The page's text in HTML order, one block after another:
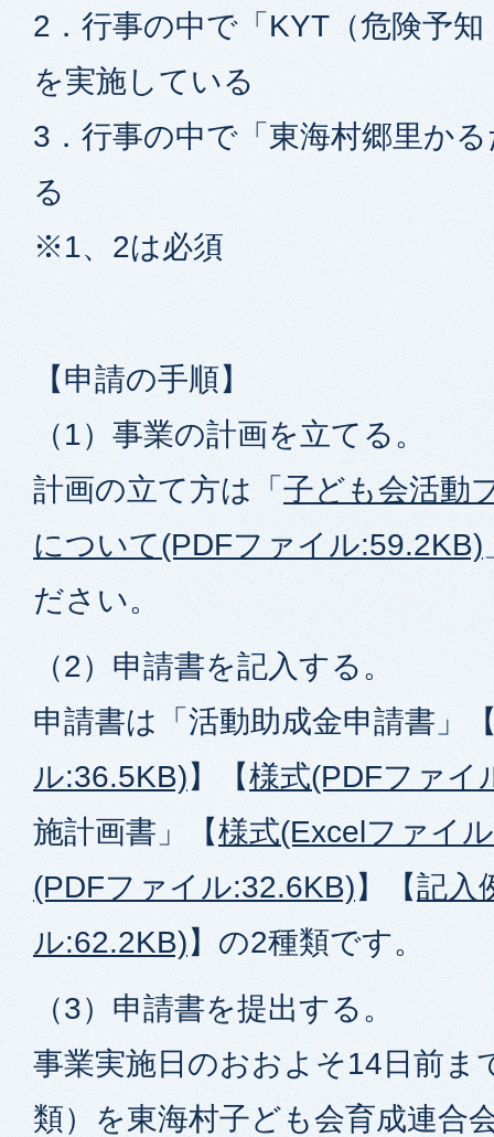
2．行事の中で「KYT（危険予
を実施している
3．行事の中で「東海村郷里か
る
※1、2は必須
【申請の手順】
（1）事業の計画を立てる。
計画の立て方は「 子ども会活動
について(PDFファイル:59.2KB)
ださい。
（2）申請書を記入する。
申請書は「活動助成金申請書」
ル:36.5KB)】【様式(PDFファイ
施計画書」【様式(Excelファイ
(PDFファイル:32.6KB)】【記入
ル:62.2KB)】の2種類です。
（3）申請書を提出する。
事業実施日のおおよそ14日前ま
類）を東海村子ども会育成連合